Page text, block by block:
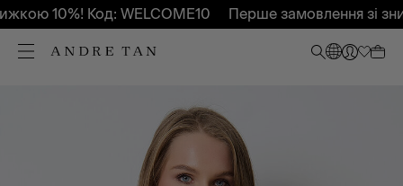
10%! Код: WELCOME10 Перше замовлення зі